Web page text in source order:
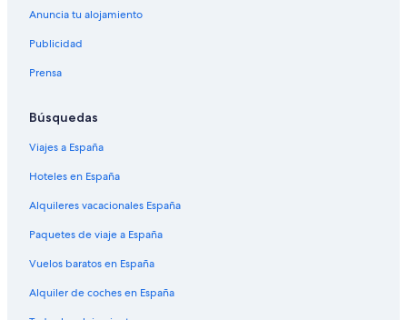
Anuncia tu alojamiento
Publicidad
Prensa
Búsquedas
Viajes a España
Hoteles en España
Alquileres vacacionales España
Paquetes de viaje a España
Vuelos baratos en España
Alquiler de coches en España